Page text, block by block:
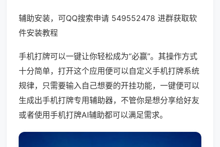
辅助安装，可QQ搜索申请 549552478 进群获取软
件安装教程
手机打牌可以一键让你轻松成为“必赢”。其操作方式
十分简单，打开这个应用便可以自定义手机打牌系统
规律，只需要输入自己想要的开挂功能，一键便可以
生成出手机打牌专用辅助器，不管你是想分享给好友
或者使用手机打牌AI辅助都可以满足需求。